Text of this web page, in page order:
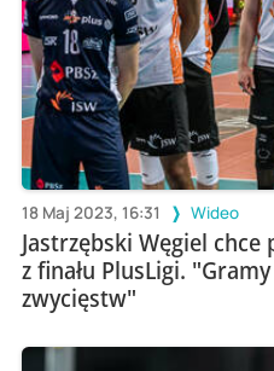
18 Maj 2023, 16:31 Wideo
Jastrzębski Węgiel
z finału PlusLigi.
zwycięstw"